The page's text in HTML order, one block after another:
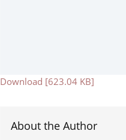
Download [623.04 KB]
About the Author